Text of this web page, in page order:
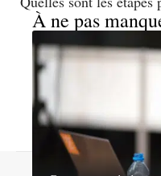
À ne pas